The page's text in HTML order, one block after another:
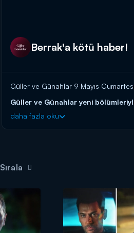
Berrak'a kötü haber!
Güller ve Günahlar 9 Mayıs
Güller ve Günahlar yeni
daha fazla oku
Sırala